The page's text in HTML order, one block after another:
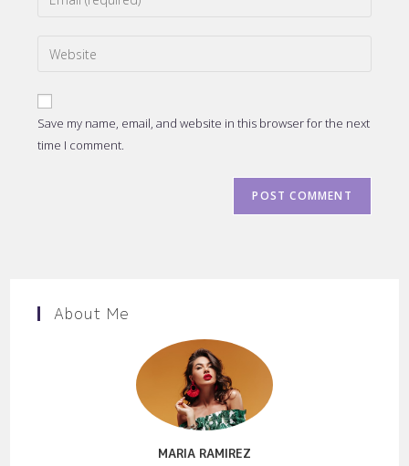
to
address
comment
Enter
URL
(optional)
Save my name, email, and website in this browser for the next
time I comment.
About Me
MARIA RAMIREZ